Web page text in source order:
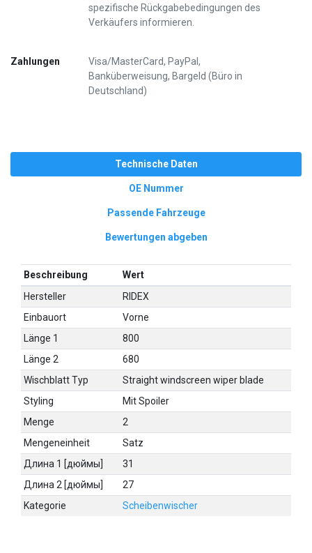
spezifische Rückgabebedingungen des
Verkäufers informieren.
Zahlungen
Visa/MasterCard, PayPal,
Banküberweisung, Bargeld (Büro in
Deutschland)
Technische Daten
OE Nummer
Passende Fahrzeuge
Bewertungen abgeben
Beschreibung
Wert
Hersteller
RIDEX
Einbauort
Vorne
Länge 1
800
Länge 2
680
Wischblatt Typ
Straight windscreen wiper blade
Styling
Mit Spoiler
Menge
2
Mengeneinheit
Satz
Длина 1 [дюймы]
31
Длина 2 [дюймы]
27
Kategorie
Scheibenwischer